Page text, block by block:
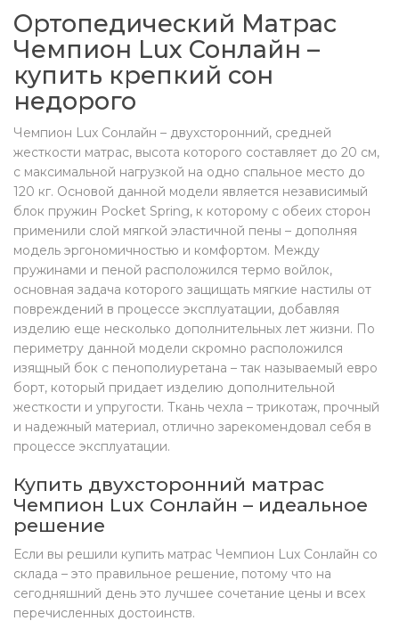
Ортопедический Матрас
Чемпион Lux Сонлайн –
купить крепкий сон
недорого
Чемпион Lux Сонлайн – двухсторонний, средней
жесткости матрас, высота которого составляет до 20 см,
с максимальной нагрузкой на одно спальное место до
120 кг. Основой данной модели является независимый
блок пружин Pocket Spring, к которому с обеих сторон
применили слой мягкой эластичной пены – дополняя
модель эргономичностью и комфортом. Между
пружинами и пеной расположился термо войлок,
основная задача которого защищать мягкие настилы от
повреждений в процессе эксплуатации, добавляя
изделию еще несколько дополнительных лет жизни. По
периметру данной модели скромно расположился
изящный бок с пенополиуретана – так называемый евро
борт, который придает изделию дополнительной
жесткости и упругости. Ткань чехла – трикотаж, прочный
и надежный материал, отлично зарекомендовал себя в
процессе эксплуатации.
Купить двухсторонний матрас
Чемпион Lux Сонлайн – идеальное
решение
Если вы решили купить матрас Чемпион Lux Сонлайн со
склада – это правильное решение, потому что на
сегодняшний день это лучшее сочетание цены и всех
перечисленных достоинств.